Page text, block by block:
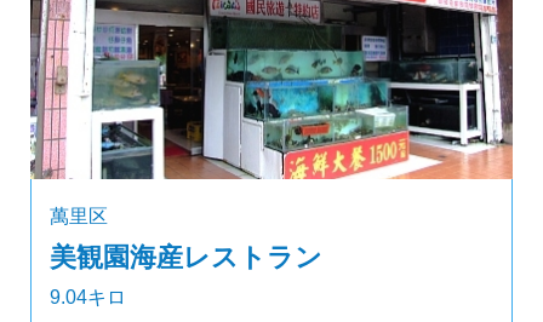
萬里区
美観園海産レストラン
9.04キロ